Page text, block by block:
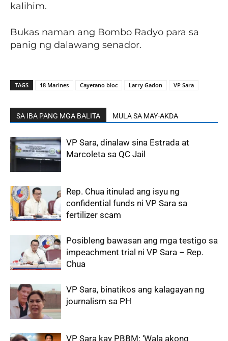
kalihim.
Bukas naman ang Bombo Radyo para sa
panig ng dalawang senador.
TAGS 18 Marines Cayetano bloc Larry Gadon VP Sara
SA IBA PANG MGA BALITA MULA SA MAY-AKDA
VP Sara, dinalaw sina Estrada at
Marcoleta sa QC Jail
Rep. Chua itinulad ang isyu ng
confidential funds ni VP Sara sa
fertilizer scam
Posibleng bawasan ang mga testigo sa
impeachment trial ni VP Sara – Rep.
Chua
VP Sara, binatikos ang kalagayan ng
journalism sa PH
VP Sara kay PBBM: ‘Wala akong